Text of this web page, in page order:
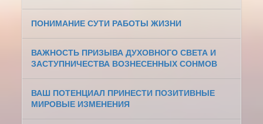
ПОНИМАНИЕ СУТИ РАБОТЫ ЖИЗНИ
ВАЖНОСТЬ ПРИЗЫВА ДУХОВНОГО СВЕТА И
ЗАСТУПНИЧЕСТВА ВОЗНЕСЕННЫХ СОНМОВ
ВАШ ПОТЕНЦИАЛ ПРИНЕСТИ ПОЗИТИВНЫЕ
МИРОВЫЕ ИЗМЕНЕНИЯ